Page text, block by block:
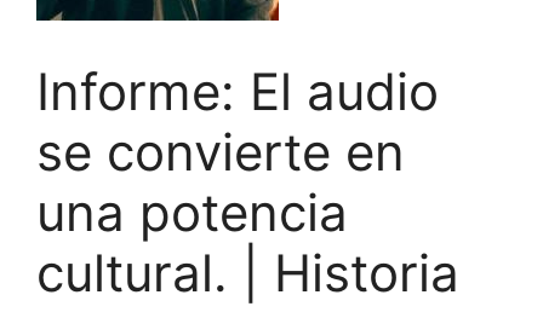
Informe: El audio
se convierte en
una potencia
cultural. | Historia